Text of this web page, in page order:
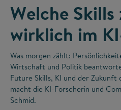
Welche Skills
wirklich im
Was morgen zählt:
Wirtschaft und Politik
Future Skills, KI und der
macht die KI-Forscherin und
Schmid.